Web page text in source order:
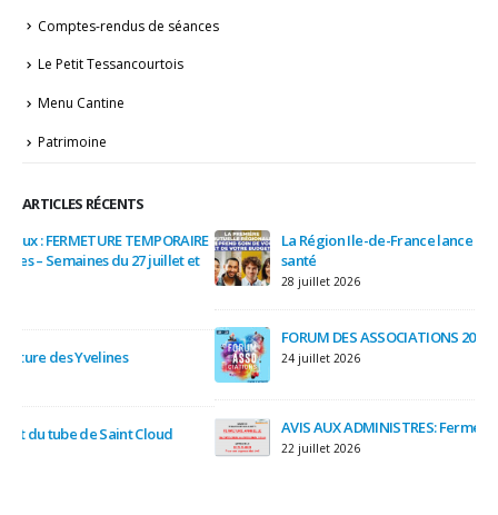
Comptes-rendus de séances
Le Petit Tessancourtois
Menu Cantine
Patrimoine
ARTICLES RÉCENTS
La Région Ile-de-France lance sa première complémentaire
santé
FORUM DES ASSOCIATIONS 2026
24 juillet 2026
AVIS AUX ADMINISTRES: Fermeture annuelle de la mairie